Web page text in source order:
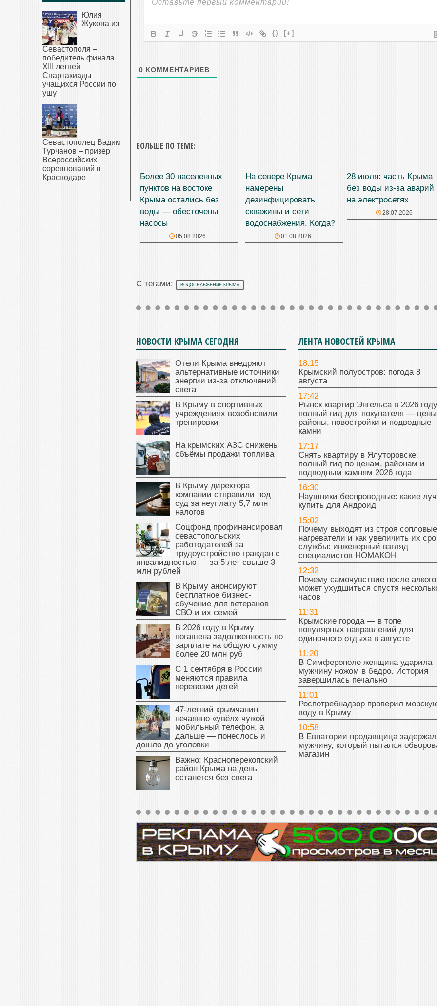
{} [+]
0 КОММЕНТАРИЕВ
БОЛЬШЕ ПО ТЕМЕ:
Более 30 населенных
пунктов на востоке
Крыма остались без
воды — обесточены
насосы
05.08.2026
На севере Крыма
намерены
дезинфицировать
скважины и сети
водоснабжения. Когда?
01.08.2026
28 июля: часть Крыма
без воды из-за аварий
на электросетях
28.07.2026
С тегами: ВОДОСНАБЖЕНИЕ КРЫМА
НОВОСТИ КРЫМА СЕГОДНЯ
Отели Крыма внедряют
альтернативные источники
энергии из-за отключений
света
В Крыму в спортивных
учреждениях возобновили
тренировки
На крымских АЗС снижены
объёмы продажи топлива
В Крыму директора
компании отправили под
суд за неуплату 5,7 млн
налогов
Соцфонд профинансировал
севастопольских
работодателей за
трудоустройство граждан с
инвалидностью — за 5 лет свыше 3
млн рублей
В Крыму анонсируют
бесплатное бизнес-
обучение для ветеранов
СВО и их семей
В 2026 году в Крыму
погашена задолженность по
зарплате на общую сумму
более 20 млн руб
С 1 сентября в России
меняются правила
перевозки детей
47‑летний крымчанин
нечаянно «увёл» чужой
мобильный телефон, а
дальше — понеслось и
дошло до уголовки
Важно: Красноперекопский
район Крыма на день
останется без света
ЛЕНТА НОВОСТЕЙ КРЫМА
18:15
Крымский полуостров: погода 8
августа
17:42
Рынок квартир Энгельса в 2026
полный гид для покупателя —
районы, новостройки и подводные
камни
17:17
Снять квартиру в Ялуторовске:
полный гид по ценам, районам и
подводным камням 2026 года
16:30
Наушники беспроводные: какие
купить для Андроид
15:02
Почему выходят из строя сопловые
нагреватели и как увеличить их
службы: инженерный взгляд
специалистов НОМАКОН
12:32
Почему самочувствие после
может ухудшиться спустя
часов
11:31
Крымские города — в топе
популярных направлений для
одиночного отдыха в августе
11:20
В Симферополе женщина ударила
мужчину ножом в бедро. История
завершилась печально
11:01
Роспотребнадзор проверил
воду в Крыму
10:58
В Евпатории продавщица
мужчину, который пытался
магазин
Юлия
Жукова из
Севастополя –
победитель финала
XIII летней
Спартакиады
учащихся России по
ушу
Севастополец Вадим
Турчанов – призер
Всероссийских
соревнований в
Краснодаре